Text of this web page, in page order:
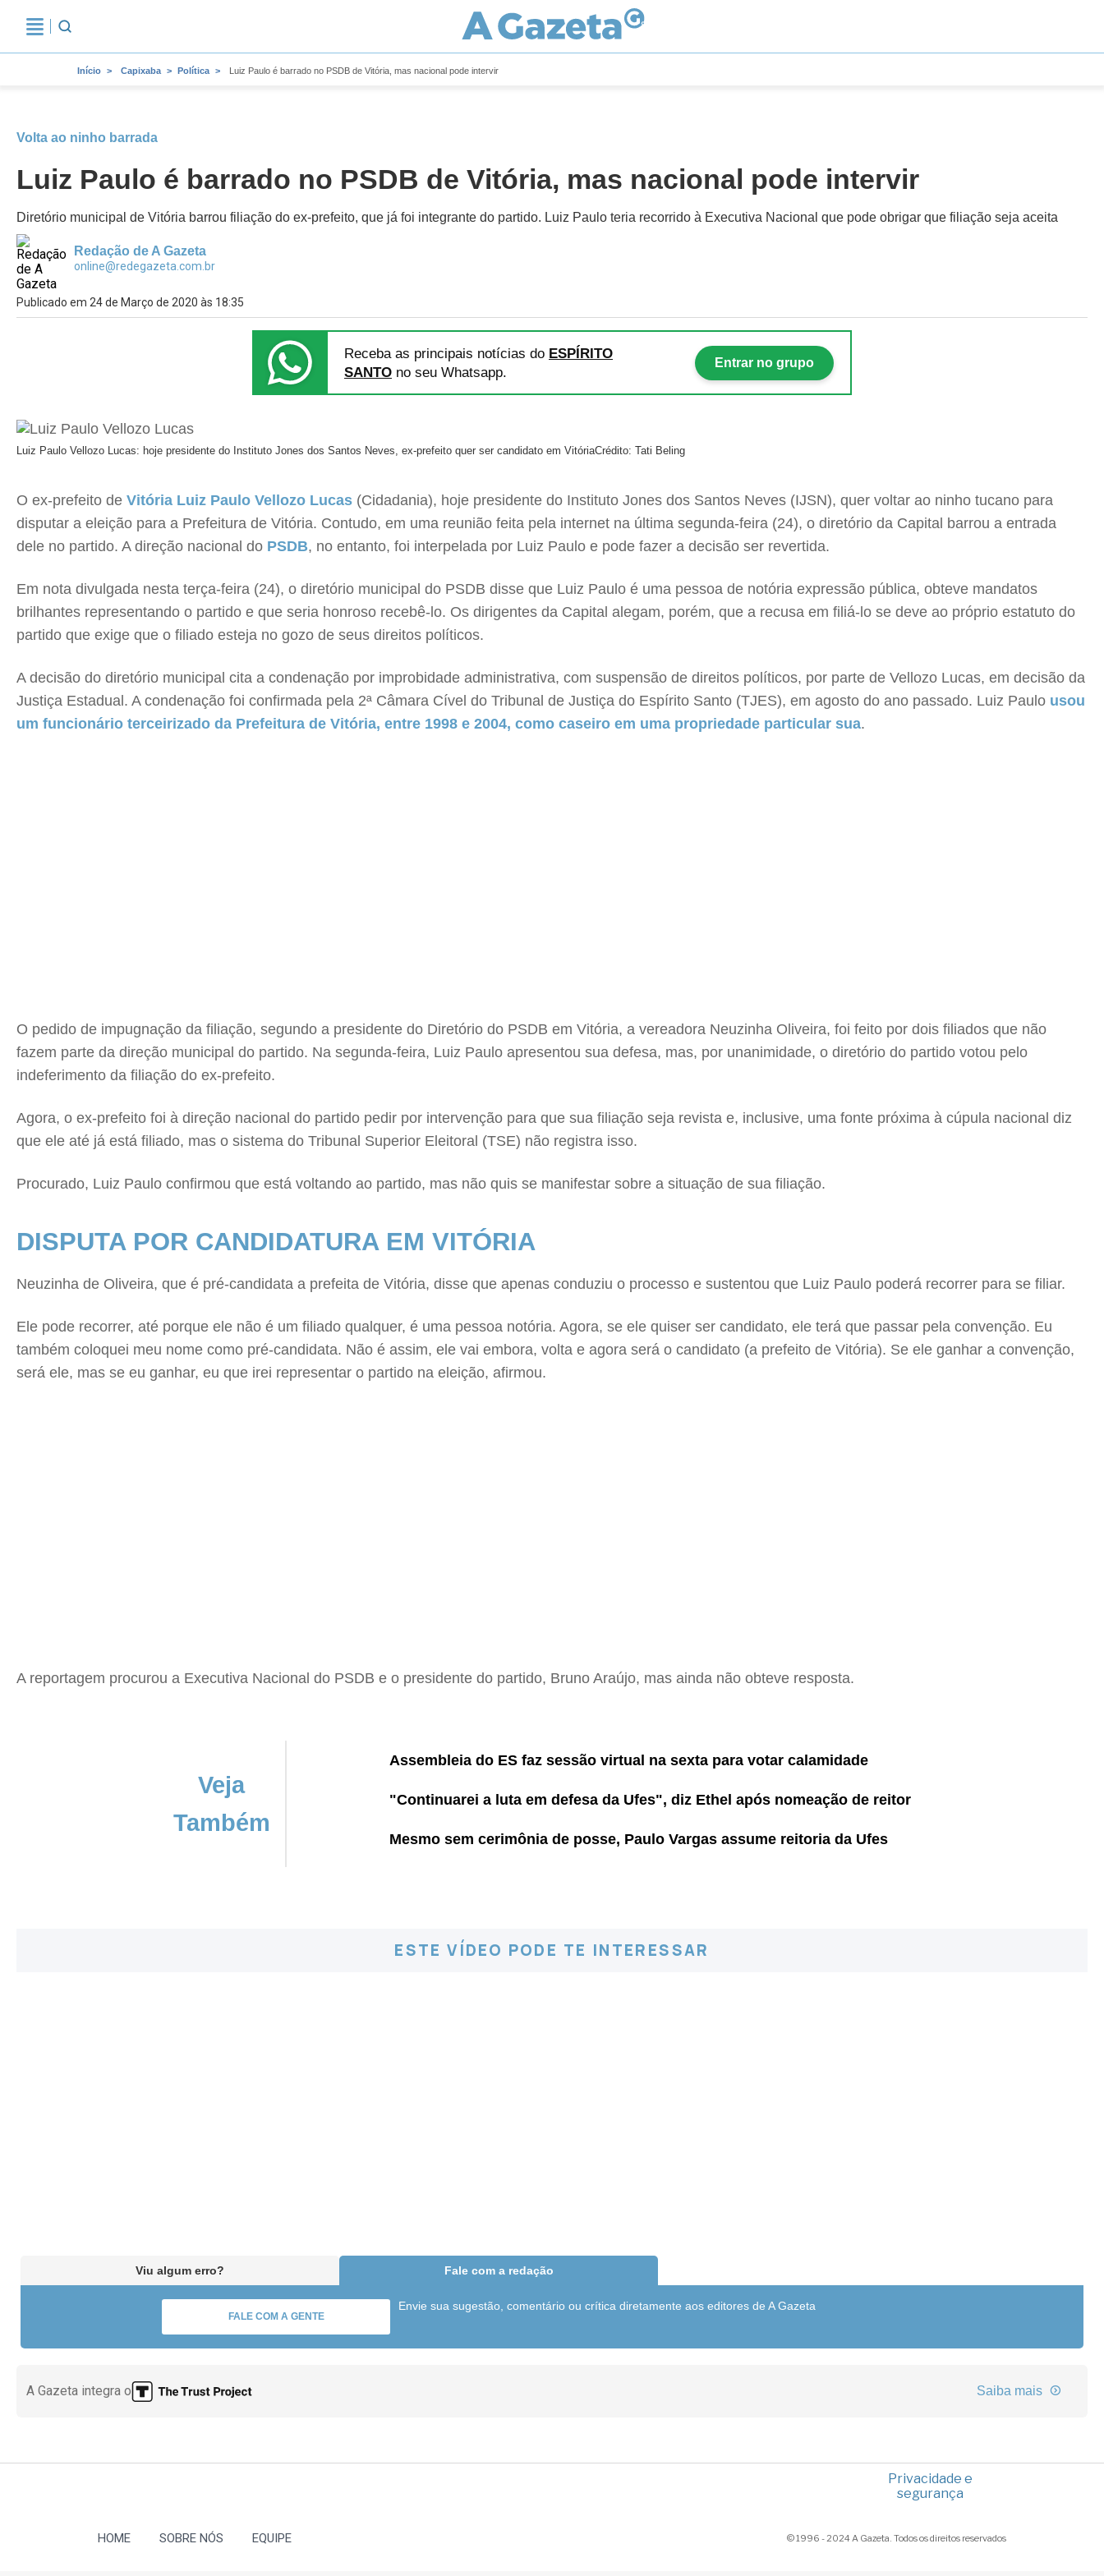
Início Capixaba Política Luiz Paulo é barrado no PSDB de Vitória, mas nacional pode intervir
Volta ao ninho barrada
Luiz Paulo é barrado no PSDB de Vitória, mas nacional pode intervir
Diretório municipal de Vitória barrou filiação do ex-prefeito, que já foi integrante do partido. Luiz Paulo teria recorrido à Executiva Nacional que pode obrigar que filiação seja aceita
Redação de A Gazeta
online@redegazeta.com.br
Publicado em 24 de Março de 2020 às 18:35
Receba as principais notícias do ESPÍRITO
SANTO no seu Whatsapp.
Entrar no grupo
Luiz Paulo Vellozo Lucas: hoje presidente do Instituto Jones dos Santos Neves, ex-prefeito quer ser candidato em VitóriaCrédito: Tati Beling
O ex-prefeito de Vitória Luiz Paulo Vellozo Lucas (Cidadania), hoje presidente do Instituto Jones dos Santos Neves (IJSN), quer voltar ao ninho tucano para
disputar a eleição para a Prefeitura de Vitória. Contudo, em uma reunião feita pela internet na última segunda-feira (24), o diretório da Capital barrou a entrada
dele no partido. A direção nacional do PSDB, no entanto, foi interpelada por Luiz Paulo e pode fazer a decisão ser revertida.
Em nota divulgada nesta terça-feira (24), o diretório municipal do PSDB disse que Luiz Paulo é uma pessoa de notória expressão pública, obteve mandatos
brilhantes representando o partido e que seria honroso recebê-lo. Os dirigentes da Capital alegam, porém, que a recusa em filiá-lo se deve ao próprio estatuto do
partido que exige que o filiado esteja no gozo de seus direitos políticos.
A decisão do diretório municipal cita a condenação por improbidade administrativa, com suspensão de direitos políticos, por parte de Vellozo Lucas, em decisão da
Justiça Estadual. A condenação foi confirmada pela 2ª Câmara Cível do Tribunal de Justiça do Espírito Santo (TJES), em agosto do ano passado. Luiz Paulo usou
um funcionário terceirizado da Prefeitura de Vitória, entre 1998 e 2004, como caseiro em uma propriedade particular sua.
O pedido de impugnação da filiação, segundo a presidente do Diretório do PSDB em Vitória, a vereadora Neuzinha Oliveira, foi feito por dois filiados que não
fazem parte da direção municipal do partido. Na segunda-feira, Luiz Paulo apresentou sua defesa, mas, por unanimidade, o diretório do partido votou pelo
indeferimento da filiação do ex-prefeito.
Agora, o ex-prefeito foi à direção nacional do partido pedir por intervenção para que sua filiação seja revista e, inclusive, uma fonte próxima à cúpula nacional diz
que ele até já está filiado, mas o sistema do Tribunal Superior Eleitoral (TSE) não registra isso.
Procurado, Luiz Paulo confirmou que está voltando ao partido, mas não quis se manifestar sobre a situação de sua filiação.
DISPUTA POR CANDIDATURA EM VITÓRIA
Neuzinha de Oliveira, que é pré-candidata a prefeita de Vitória, disse que apenas conduziu o processo e sustentou que Luiz Paulo poderá recorrer para se filiar.
Ele pode recorrer, até porque ele não é um filiado qualquer, é uma pessoa notória. Agora, se ele quiser ser candidato, ele terá que passar pela convenção. Eu
também coloquei meu nome como pré-candidata. Não é assim, ele vai embora, volta e agora será o candidato (a prefeito de Vitória). Se ele ganhar a convenção,
será ele, mas se eu ganhar, eu que irei representar o partido na eleição, afirmou.
A reportagem procurou a Executiva Nacional do PSDB e o presidente do partido, Bruno Araújo, mas ainda não obteve resposta.
Veja
Também
Assembleia do ES faz sessão virtual na sexta para votar calamidade
"Continuarei a luta em defesa da Ufes", diz Ethel após nomeação de reitor
Mesmo sem cerimônia de posse, Paulo Vargas assume reitoria da Ufes
ESTE VÍDEO PODE TE INTERESSAR
Viu algum erro? Fale com a redação
FALE COM A GENTE
Envie sua sugestão, comentário ou crítica diretamente aos editores de A Gazeta
A Gazeta integra o Saiba mais
Privacidade e
segurança
HOME SOBRE NÓS EQUIPE © 1996 - 2024 A Gazeta. Todos os direitos reservados